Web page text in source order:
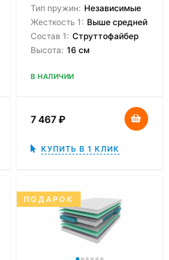
Тип пружин: Независимые
Жесткость 1: Выше средней
Состав 1: Струттофайбер
Высота: 16 см
В НАЛИЧИИ
7 467₽
КУПИТЬ В 1 КЛИК
ПОДАРОК